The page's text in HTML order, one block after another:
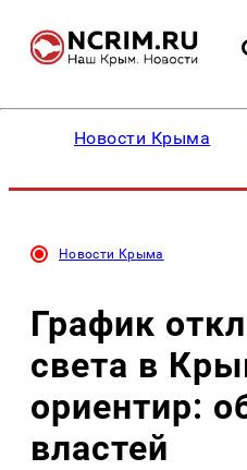
Новости Крыма
Новости Крыма
График
света в
ориентир:
властей